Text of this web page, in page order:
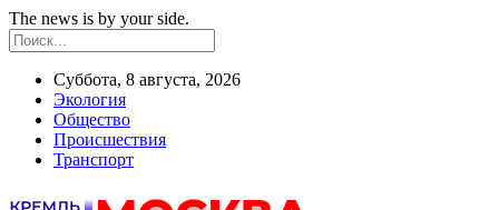
The news is by your side.
Суббота, 8 августа, 2026
Экология
Общество
Происшествия
Транспорт